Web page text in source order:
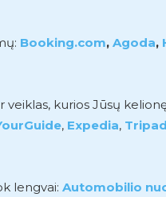
Booking.com, Agoda,
kurios Jūsų
, Expedia,
lengvai: Automobilio